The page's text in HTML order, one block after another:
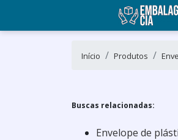
Início Produtos
Buscas relacionadas:
Envelope de